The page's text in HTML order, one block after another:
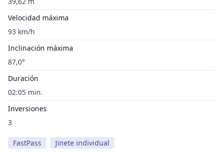
Velocidad máxima
93 km/h
Inclinación máxima
87,0°
Duración
02:05 min.
Inversiones
3
FastPass Jinete individual